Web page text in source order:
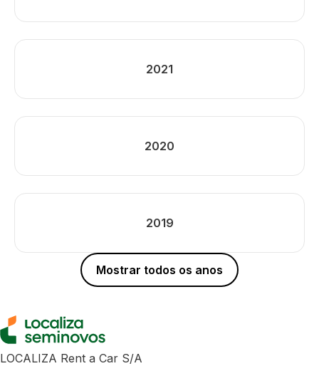
2021
2020
2019
Mostrar todos os anos
LOCALIZA Rent a Car S/A